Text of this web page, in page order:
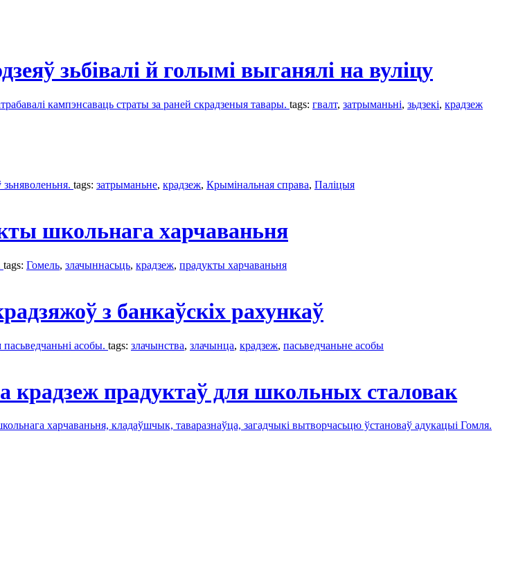
зьбівалі й голымі выганялі на вуліцу
кампэнсаваць страты за раней скрадзеныя тавары. tags: гвалт, затрыманьні, зьдзекі, крадзеж
зьняволеньня. tags: затрыманьне, крадзеж, Крымінальная справа, Паліцыя
школьнага харчаваньня
tags: Гомель, злачыннасьць, крадзеж, прадукты харчаваньня
з банкаўскіх рахункаў
асобы. tags: злачынства, злачынца, крадзеж, пасьведчаньне асобы
крадзеж прадуктаў для школьных сталовак
харчаваньня, кладаўшчык, таваразнаўца, загадчыкі вытворчасьцю ўстановаў адукацыі Гомля.